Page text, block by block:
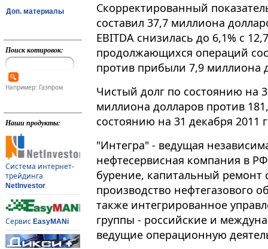
Доп. материалы
Поиск котировок:
Например: Газпром
Наши продукты:
Система интернет-
трейдинга
NetInvestor
Сервис EasyMANi
Скорректированный
составил 37,7 миллиона
EBITDA снизилась до 6,1% с
продолжающихся операций
против прибыли 7,9 миллиона
Чистый долг по состоянию на
миллиона долларов против
состоянию на 31 декабря 2011
"Интегра" - ведущая
нефтесервисная компания в
бурение, капитальный ремонт
производство нефтегазового
также интегрированное
группы - российские и
ведущие операционную